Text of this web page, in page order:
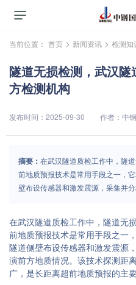
当前位置： 首页 > 新闻资讯 > 检测知
隧道无损检测，武汉
方检测机构
发布时间：2025-09-30 作者：中
摘要： 在武汉隧道质检工作中，隧
前地质预报技术是常用手段之一，
壁布设传感器和激发震源，采集并
在武汉隧道质检工作中，隧道无
前地质预报技术是常用手段之一
隧道侧壁布设传感器和激发震源
演前方地质情况。该技术探测距
广，是长距离超前地质预报的主要